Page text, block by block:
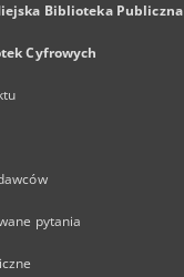
Biblioteka Publiczna
Cyfrowych
pytania